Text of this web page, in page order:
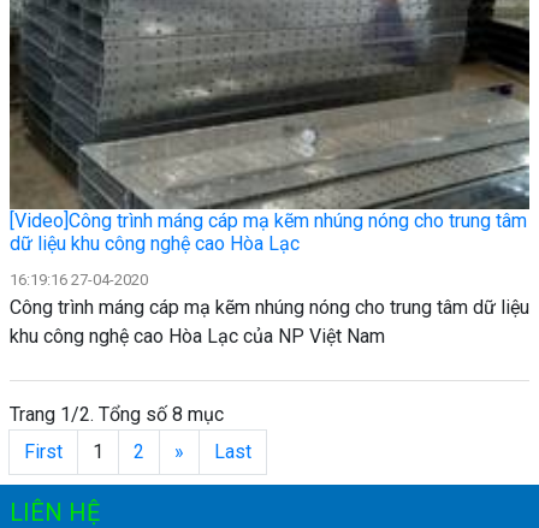
[Video]Công trình máng cáp mạ kẽm nhúng nóng cho trung tâm
dữ liệu khu công nghệ cao Hòa Lạc
16:19:16 27-04-2020
Công trình máng cáp mạ kẽm nhúng nóng cho trung tâm dữ liệu
khu công nghệ cao Hòa Lạc của NP Việt Nam
Trang 1/2. Tổng số 8 mục
First
1 2 » Last
LIÊN HỆ